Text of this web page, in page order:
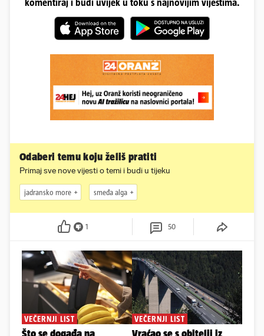
komentiraj i budi uvijek u toku s najnovijim vijestima.
Odaberi temu koju želiš pratiti
Primaj sve nove vijesti o temi i budi u tijeku
jadransko more smeđa alga
1 50